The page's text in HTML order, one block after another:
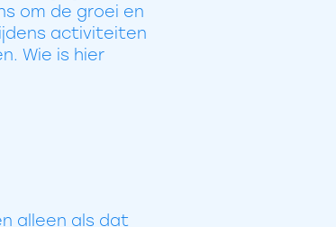
om de groei en
activiteiten
Wie is hier
alleen als dat